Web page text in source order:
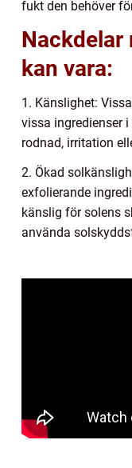
fukt den behöver
Nackdelar
kan vara:
1. Känslighet:
vissa ingredienser
rodnad, irritation
2. Ökad
exfolierande
känslig för solens
använda